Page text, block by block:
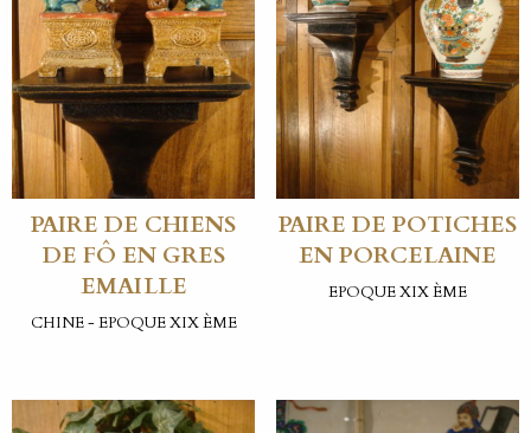
PAIRE DE CHIENS
DE FÔ EN GRES
EMAILLE
CHINE - EPOQUE XIX ÈME
PAIRE DE POTICHES
EN PORCELAINE
EPOQUE XIX ÈME